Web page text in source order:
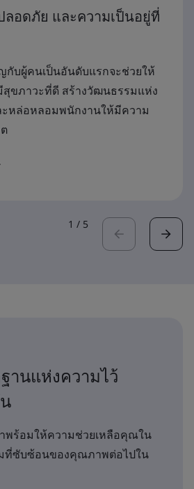
อดภัย และความเป็นอยู่ที่
กับผู้คนเป็นอันดับแรกจะช่วยให้
ขภาวะที่ดี สร้างวัฒนธรรมแห่ง
ะหล่อหลอมพนักงานให้มีความ
1 / 5
านแห่งความไว้
พร้อมให้ความช่วยเหลือคุณใน
ที่ซับซ้อนของคุณภาพต่อไปใน